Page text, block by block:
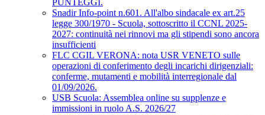
PUNTEGGI.
Snadir Info-point n.601. All'albo sindacale ex art.25
legge 300/1970 - Scuola, sottoscritto il CCNL 2025-
2027: continuità nei rinnovi ma gli stipendi sono ancora
insufficienti
FLC CGIL VERONA: nota USR VENETO sulle
operazioni di conferimento degli incarichi dirigenziali:
conferme, mutamenti e mobilità interregionale dal
01/09/2026.
USB Scuola: Assemblea online su supplenze e
immissioni in ruolo A.S. 2026/27